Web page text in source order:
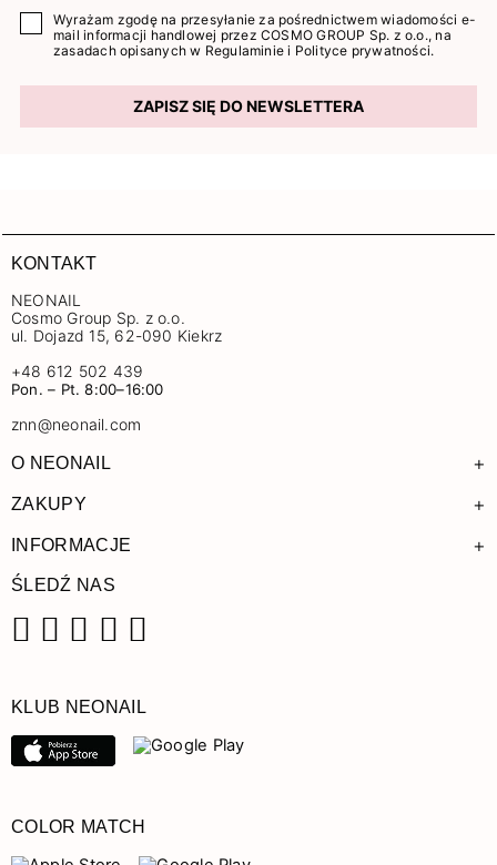
Wyrażam zgodę na przesyłanie za pośrednictwem wiadomości e-
mail informacji handlowej przez COSMO GROUP Sp. z o.o., na
zasadach opisanych w Regulaminie i Polityce prywatności.
ZAPISZ SIĘ DO NEWSLETTERA
KONTAKT
NEONAIL
Cosmo Group Sp. z o.o.
ul. Dojazd 15, 62-090 Kiekrz
+48 612 502 439
Pon. – Pt. 8:00–16:00
znn@neonail.com
O NEONAIL +
ZAKUPY +
INFORMACJE +
ŚLEDŹ NAS
KLUB NEONAIL
COLOR MATCH